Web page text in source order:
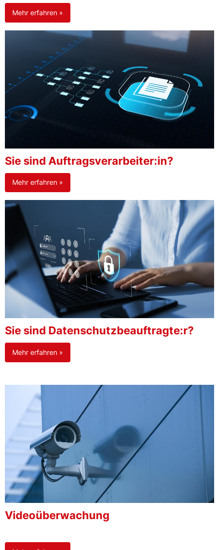
Mehr erfahren »
Sie sind Auftragsverarbeiter:in?
Mehr erfahren »
Sie sind Datenschutzbeauftragte:r?
Mehr erfahren »
Videoüberwachung